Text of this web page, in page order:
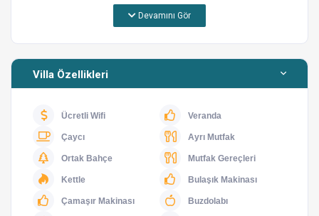
Geniş ve ferah kullanım alanına sahip Villa Cem, şehrin
kalabalığından uzaklaşıp sakinlik arayan misafirlerimiz
için ideal seçeneklerden biridir. Özenle dekore edilmiş
sayesinde evinizin rahatlığını tatil boyunca
Villamızın size özel yüzme havuzu ve bahçe alanı gün
boyu keyifli vakit geçirmeniz için düşünülmüştür. Havuz
başında güneşin tadını çıkarabilir, akşam saatlerinde
sevdiklerinizle birlikte açık havada huzurlu anlar
Devamını Gör
Villa Özellikleri
Ücretli Wifi Veranda
Çaycı Ayrı Mutfak
Ortak Bahçe Mutfak Gereçleri
Kettle Bulaşık Makinası
Çamaşır Makinası Buzdolabı